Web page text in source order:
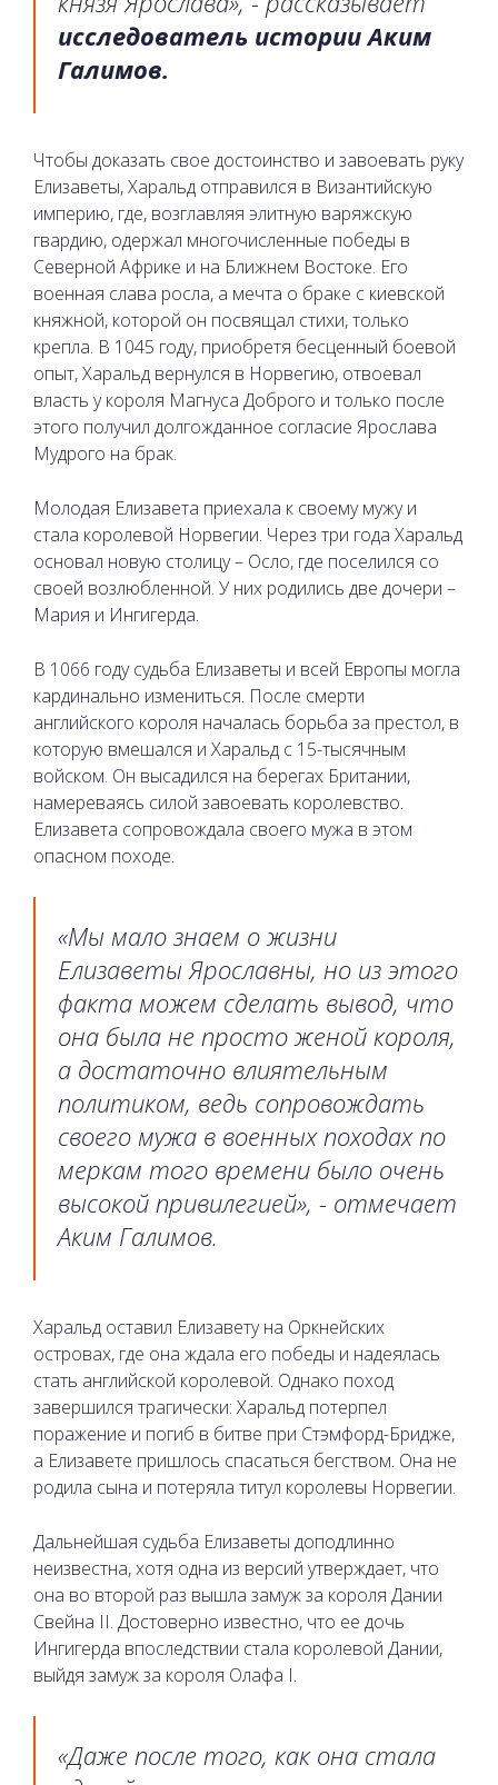
исследователь истории Аким
Галимов.
Чтобы доказать свое достоинство и завоевать руку
Елизаветы, Харальд отправился в Византийскую
империю, где, возглавляя элитную варяжскую
гвардию, одержал многочисленные победы в
Северной Африке и на Ближнем Востоке. Его
военная слава росла, а мечта о браке с киевской
княжной, которой он посвящал стихи, только
крепла. В 1045 году, приобретя бесценный боевой
опыт, Харальд вернулся в Норвегию, отвоевал
власть у короля Магнуса Доброго и только после
этого получил долгожданное согласие Ярослава
Мудрого на брак.
Молодая Елизавета приехала к своему мужу и
стала королевой Норвегии. Через три года Харальд
основал новую столицу – Осло, где поселился со
своей возлюбленной. У них родились две дочери –
Мария и Ингигерда.
В 1066 году судьба Елизаветы и всей Европы могла
кардинально измениться. После смерти
английского короля началась борьба за престол, в
которую вмешался и Харальд с 15-тысячным
войском. Он высадился на берегах Британии,
намереваясь силой завоевать королевство.
Елизавета сопровождала своего мужа в этом
опасном походе.
«Мы мало знаем о жизни
Елизаветы Ярославны, но из этого
факта можем сделать вывод, что
она была не просто женой короля,
а достаточно влиятельным
политиком, ведь сопровождать
своего мужа в военных походах по
меркам того времени было очень
высокой привилегией», - отмечает
Аким Галимов.
Харальд оставил Елизавету на Оркнейских
островах, где она ждала его победы и надеялась
стать английской королевой. Однако поход
завершился трагически: Харальд потерпел
поражение и погиб в битве при Стэмфорд-Бридже,
а Елизавете пришлось спасаться бегством. Она не
родила сына и потеряла титул королевы Норвегии.
Дальнейшая судьба Елизаветы доподлинно
неизвестна, хотя одна из версий утверждает, что
она во второй раз вышла замуж за короля Дании
Свейна II. Достоверно известно, что ее дочь
Ингигерда впоследствии стала королевой Дании,
выйдя замуж за короля Олафа I.
«Даже после того, как она стала